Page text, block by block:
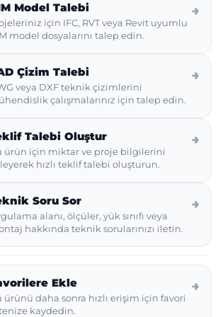
Model Talebi
için IFC, RVT veya Revit uyumlu
model dosyalarını talep edin.
→
Çizim Talebi
veya DXF teknik çizimlerini
çalışmalarınız için talep edin.
→
Talebi Oluştur
ürün için miktar ve proje bilgilerini
hızlı teklif talebi oluşturun.
→
Soru Sor
alanı, ölçüler, yük sınıfı veya
hakkında teknik sorularınızı iletin.
→
Ekle
ürünü daha sonra hızlı erişim için favori
kaydedin.
→